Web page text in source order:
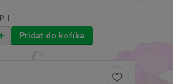
Pridať do košíka